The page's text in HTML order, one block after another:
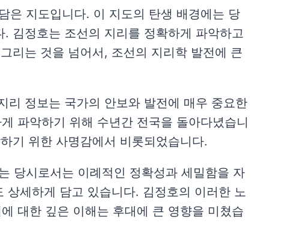
은 지도입니다. 이 지도의 탄생 배경에는 당
김정호는 조선의 지리를 정확하게 파악하고
리는 것을 넘어서, 조선의 지리학 발전에 큰
리 정보는 국가의 안보와 발전에 매우 중요한
파악하기 위해 수년간 전국을 돌아다녔습니
기 위한 사명감에서 비롯되었습니다.
당시로서는 이례적인 정확성과 세밀함을 자
세하게 담고 있습니다. 김정호의 이러한 노
대한 깊은 이해는 후대에 큰 영향을 미쳤습